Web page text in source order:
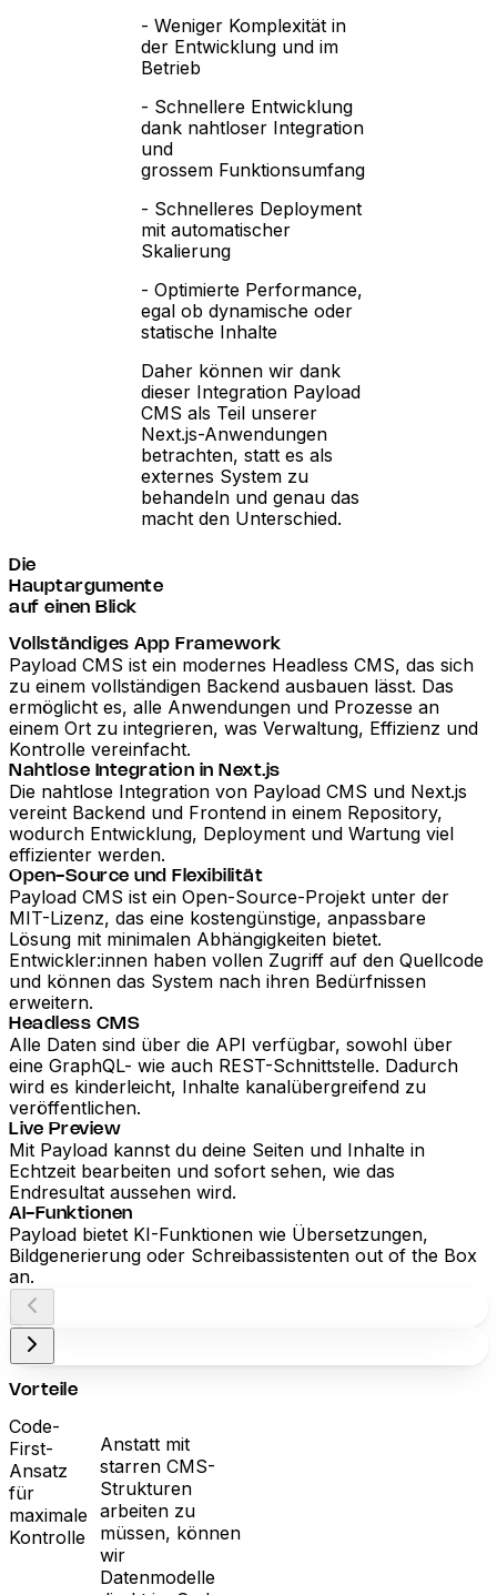
- Weniger Komplexität in
der Entwicklung und im
Betrieb
- Schnellere Entwicklung
dank nahtloser Integration
und
grossem Funktionsumfang
- Schnelleres Deployment
mit automatischer
Skalierung
- Optimierte Performance,
egal ob dynamische oder
statische Inhalte
Daher können wir dank
dieser Integration Payload
CMS als Teil unserer
Next.js-Anwendungen
betrachten, statt es als
externes System zu
behandeln und genau das
macht den Unterschied.
Die
Hauptargumente
auf einen Blick
Vollständiges App Framework
Payload CMS ist ein modernes Headless CMS, das sich
zu einem vollständigen Backend ausbauen lässt. Das
ermöglicht es, alle Anwendungen und Prozesse an
einem Ort zu integrieren, was Verwaltung, Effizienz und
Kontrolle vereinfacht.
Nahtlose Integration in Next.js
Die nahtlose Integration von Payload CMS und Next.js
vereint Backend und Frontend in einem Repository,
wodurch Entwicklung, Deployment und Wartung viel
effizienter werden.
Open-Source und Flexibilität
Payload CMS ist ein Open-Source-Projekt unter der
MIT-Lizenz, das eine kostengünstige, anpassbare
Lösung mit minimalen Abhängigkeiten bietet.
Entwickler:innen haben vollen Zugriff auf den Quellcode
und können das System nach ihren Bedürfnissen
erweitern.
Headless CMS
Alle Daten sind über die API verfügbar, sowohl über
eine GraphQL- wie auch REST-Schnittstelle. Dadurch
wird es kinderleicht, Inhalte kanalübergreifend zu
veröffentlichen.
Live Preview
Mit Payload kannst du deine Seiten und Inhalte in
Echtzeit bearbeiten und sofort sehen, wie das
Endresultat aussehen wird.
AI-Funktionen
Payload bietet KI-Funktionen wie Übersetzungen,
Bildgenerierung oder Schreibassistenten out of the Box
an.
Vorteile
Code-
First-
Ansatz
für
maximale
Kontrolle
Anstatt mit
starren CMS-
Strukturen
arbeiten zu
müssen, können
wir
Datenmodelle